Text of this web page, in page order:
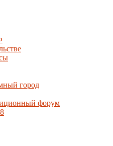
город
форум